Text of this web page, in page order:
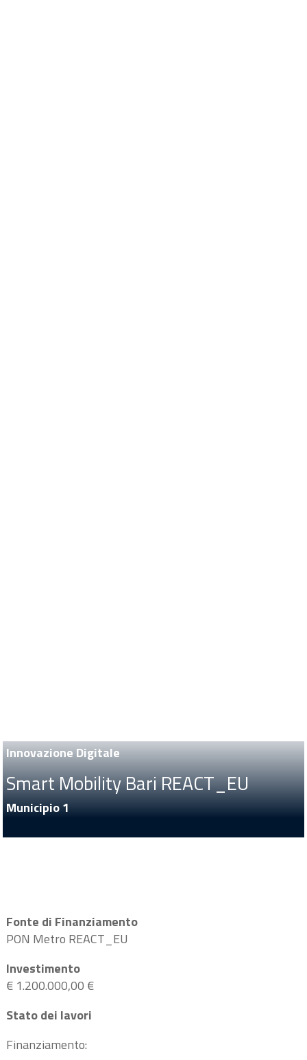
Innovazione Digitale
Smart Mobility Bari REACT_EU
Municipio 1
Fonte di Finanziamento
PON Metro REACT_EU
Investimento
€ 1.200.000,00 €
Stato dei lavori
Finanziamento: